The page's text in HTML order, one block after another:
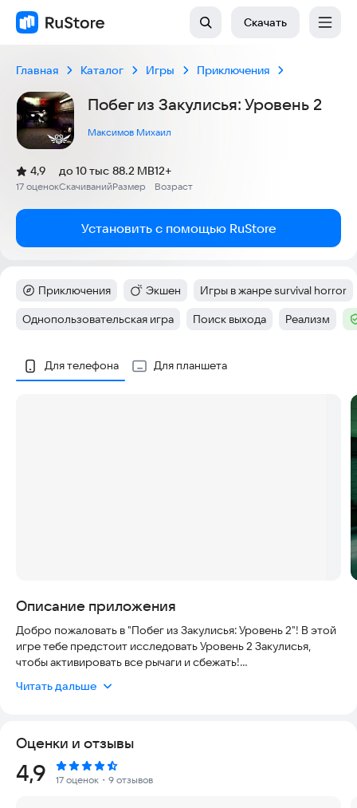
Скачать
Главная Каталог Игры Приключения
Побег из Закулисья: Уровень 2
Максимов Михаил
Рейтинг:
4,9
(
17 оценок
)
Скачиваний
до 10 тыс
Размер
88.2 MB
Возраст
12+
Установить с помощью RuStore
Категория:
Приключения Категория
Экшен Тег:
Игры в жанре survival horror
Тег:
Однопользовательская игра Тег:
Поиск выхода Тег:
Реализм
Скриншоты
Для телефона Для планшета
Описание приложения
Добро пожаловать в "Побег из Закулисья: Уровень 2"! В этой
игре тебе предстоит исследовать Уровень 2 Закулисья,
чтобы активировать все рычаги и сбежать!
1) Большой улыбающийся - патрулирует карту, в поисках
заблудившихся странников.
2) Рой улыбающихся - обитают в трубах, если моргает свет -
Читать дальше
Оценки и отзывы
Рейтинг:
4,9 17 оценок ・9 отзывов